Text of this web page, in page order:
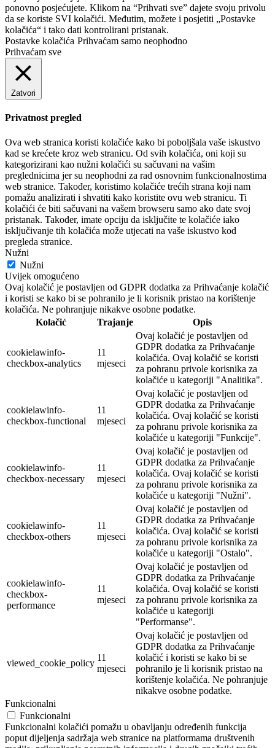
ponovno posjećujete. Klikom na “Prihvati sve” dajete svoju privolu
da se koriste SVI kolačići. Međutim, možete i posjetiti „Postavke
kolačića“ i tako dati kontrolirani pristanak.
Postavke kolačića Prihvaćam samo neophodno
Prihvaćam sve
Zatvori
Privatnost pregled
Ova web stranica koristi kolačiće kako bi poboljšala vaše iskustvo
kad se krećete kroz web stranicu. Od svih kolačića, oni koji su
kategorizirani kao nužni kolačići su sačuvani na vašim
preglednicima jer su neophodni za rad osnovnim funkcionalnostima
web stranice. Također, koristimo kolačiće trećih strana koji nam
pomažu analizirati i shvatiti kako koristite ovu web stranicu. Ti
kolačići će biti sačuvani na vašem browseru samo ako date svoj
pristanak. Također, imate opciju da isključite te kolačiće iako
isključivanje tih kolačića može utjecati na vaše iskustvo kod
pregleda stranice.
Nužni
Nužni
Uvijek omogućeno
Ovaj kolačić je postavljen od GDPR dodatka za Prihvaćanje kolačić
i koristi se kako bi se pohranilo je li korisnik pristao na korištenje
kolačića. Ne pohranjuje nikakve osobne podatke.
Kolačić
Trajanje Opis
cookielawinfo-
checkbox-analytics
11
mjeseci
Ovaj kolačić je postavljen od
GDPR dodatka za Prihvaćanje
kolačića. Ovaj kolačić se koristi
za pohranu privole korisnika za
kolačiće u kategoriji "Analitika".
cookielawinfo-
checkbox-functional
11
mjeseci
Ovaj kolačić je postavljen od
GDPR dodatka za Prihvaćanje
kolačića. Ovaj kolačić se koristi
za pohranu privole korisnika za
kolačiće u kategoriji "Funkcije".
cookielawinfo-
checkbox-necessary
11
mjeseci
Ovaj kolačić je postavljen od
GDPR dodatka za Prihvaćanje
kolačića. Ovaj kolačić se koristi
za pohranu privole korisnika za
kolačiće u kategoriji "Nužni".
cookielawinfo-
checkbox-others
11
mjeseci
Ovaj kolačić je postavljen od
GDPR dodatka za Prihvaćanje
kolačića. Ovaj kolačić se koristi
za pohranu privole korisnika za
kolačiće u kategoriji "Ostalo".
cookielawinfo-
checkbox-
performance
11
mjeseci
Ovaj kolačić je postavljen od
GDPR dodatka za Prihvaćanje
kolačića. Ovaj kolačić se koristi
za pohranu privole korisnika za
kolačiće u kategoriji
"Performanse".
viewed_cookie_policy
11
mjeseci
Ovaj kolačić je postavljen od
GDPR dodatka za Prihvaćanje
kolačić i koristi se kako bi se
pohranilo je li korisnik pristao na
korištenje kolačića. Ne pohranjuje
nikakve osobne podatke.
Funkcionalni
Funkcionalni
Funkcionalni kolačići pomažu u obavljanju određenih funkcija
poput dijeljenja sadržaja web stranice na platformama društvenih